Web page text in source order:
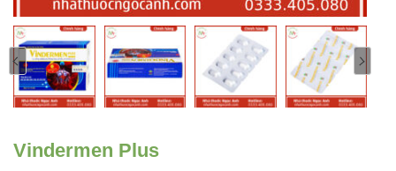
Vindermen Plus